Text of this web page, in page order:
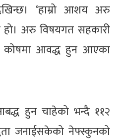
‘हाम्रो आशय अरु
अरु विषयगत सहकारी
कोषमा आवद्ध हुन आएका
हुन चाहेको भन्दै ११२
जनाईसकेको नेफ्स्कुनको